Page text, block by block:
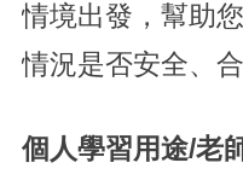
情境出發，幫助
情況是否安全、合
個人學習用途/